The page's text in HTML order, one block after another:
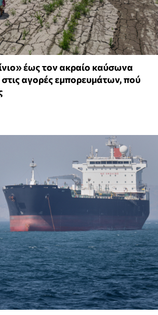
έως τον ακραίο καύσωνα
αγορές εμπορευμάτων, πού